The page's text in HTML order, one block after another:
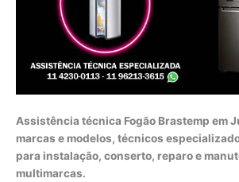
Assistência técnica Fogão Brastemp em
marcas e modelos, técnicos
para instalação, conserto, reparo e
multimarcas.